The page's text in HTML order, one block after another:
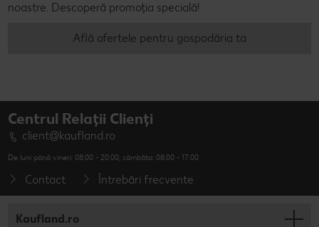
noastre. Descoperă promoția specială!
Află ofertele pentru gospodăria ta
Centrul Relații Clienți
client@kaufland.ro
De luni până vineri: 08:00 - 20:00; sâmbăta: 08:00 - 17:00
Contact Întrebări frecvente
Kaufland.ro